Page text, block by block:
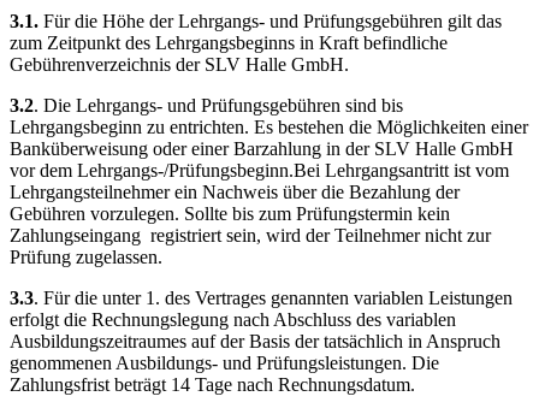
3.1. Für die Höhe der Lehrgangs- und Prüfungsgebühren gilt das
zum Zeitpunkt des Lehrgangsbeginns in Kraft befindliche
Gebührenverzeichnis der SLV Halle GmbH.
3.2. Die Lehrgangs- und Prüfungsgebühren sind bis
Lehrgangsbeginn zu entrichten. Es bestehen die Möglichkeiten einer
Banküberweisung oder einer Barzahlung in der SLV Halle GmbH
vor dem Lehrgangs-/Prüfungsbeginn.Bei Lehrgangsantritt ist vom
Lehrgangsteilnehmer ein Nachweis über die Bezahlung der
Gebühren vorzulegen. Sollte bis zum Prüfungstermin kein
Zahlungseingang registriert sein, wird der Teilnehmer nicht zur
Prüfung zugelassen.
3.3. Für die unter 1. des Vertrages genannten variablen Leistungen
erfolgt die Rechnungslegung nach Abschluss des variablen
Ausbildungszeitraumes auf der Basis der tatsächlich in Anspruch
genommenen Ausbildungs- und Prüfungsleistungen. Die
Zahlungsfrist beträgt 14 Tage nach Rechnungsdatum.